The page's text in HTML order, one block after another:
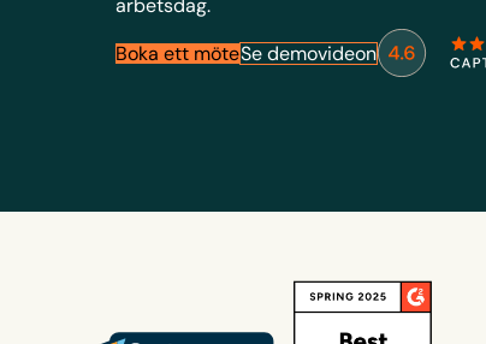
arbetsdag.
Boka ett möteSe demovideon